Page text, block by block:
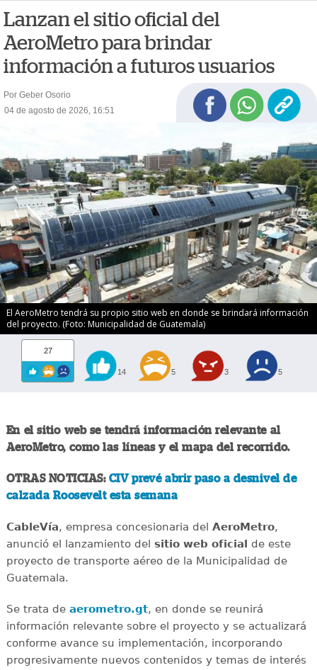
Lanzan el sitio oficial del
AeroMetro para brindar
información a futuros usuarios
Por Geber Osorio
04 de agosto de 2026, 16:51
El AeroMetro tendrá su propio sitio web en donde se brindará información
del proyecto. (Foto: Municipalidad de Guatemala)
27
14 5 3 5
En el sitio web se tendrá información relevante al
AeroMetro, como las líneas y el mapa del recorrido.
OTRAS NOTICIAS: CIV prevé abrir paso a desnivel de
calzada Roosevelt esta semana
CableVía, empresa concesionaria del AeroMetro,
anunció el lanzamiento del sitio web oficial de este
proyecto de transporte aéreo de la Municipalidad de
Guatemala.
Se trata de aerometro.gt, en donde se reunirá
información relevante sobre el proyecto y se actualizará
conforme avance su implementación, incorporando
progresivamente nuevos contenidos y temas de interés